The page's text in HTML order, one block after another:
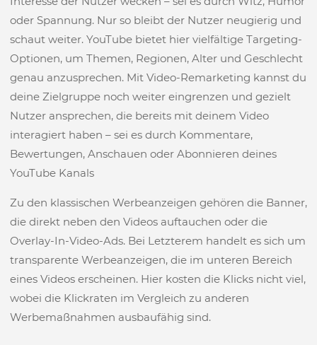
oder Spannung. Nur so bleibt der Nutzer neugierig und
schaut weiter. YouTube bietet hier vielfältige Targeting-
Optionen, um Themen, Regionen, Alter und Geschlecht
genau anzusprechen. Mit Video-Remarketing kannst du
deine Zielgruppe noch weiter eingrenzen und gezielt
Nutzer ansprechen, die bereits mit deinem Video
interagiert haben – sei es durch Kommentare,
Bewertungen, Anschauen oder Abonnieren deines
YouTube Kanals
Zu den klassischen Werbeanzeigen gehören die Banner,
die direkt neben den Videos auftauchen oder die
Overlay-In-Video-Ads. Bei Letzterem handelt es sich um
transparente Werbeanzeigen, die im unteren Bereich
eines Videos erscheinen. Hier kosten die Klicks nicht viel,
wobei die Klickraten im Vergleich zu anderen
Werbemaßnahmen ausbaufähig sind.